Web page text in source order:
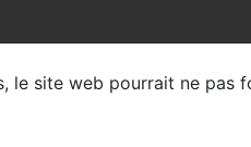
le site web pourrait ne pas